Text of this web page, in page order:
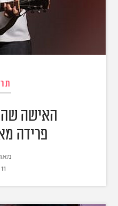
האישה
פרידה
11 ביוני 2026